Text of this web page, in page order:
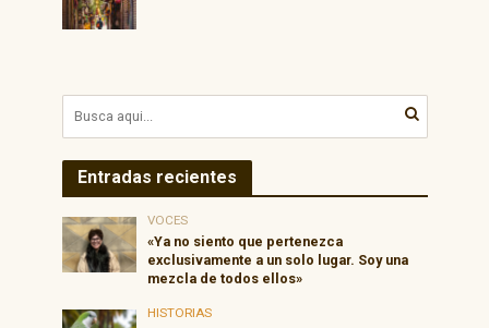
Entradas recientes
VOCES
«Ya no siento que pertenezca
exclusivamente a un solo lugar. Soy una
mezcla de todos ellos»
HISTORIAS